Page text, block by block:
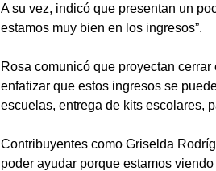
A su vez, indicó que presentan un
estamos muy bien en los ingresos”.
Rosa comunicó que proyectan
enfatizar que estos ingresos se
escuelas, entrega de kits escolares,
Contribuyentes como Griselda
poder ayudar porque estamos